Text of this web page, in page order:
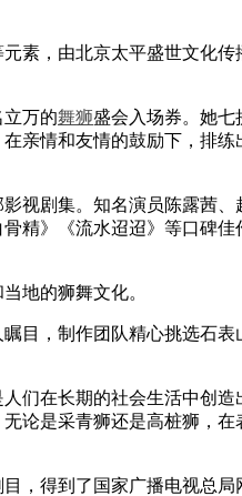
，由北京太平盛世文化传
万的舞狮盛会入场券。她
亲情和友情的鼓励下，
剧集。知名演员陈露茜、
精》《流水迢迢》等口碑
当地的狮舞文化。
，制作团队精心挑选石
在长期的社会生活中创
论是采青狮还是高桩狮，
得到了国家广播电视总局